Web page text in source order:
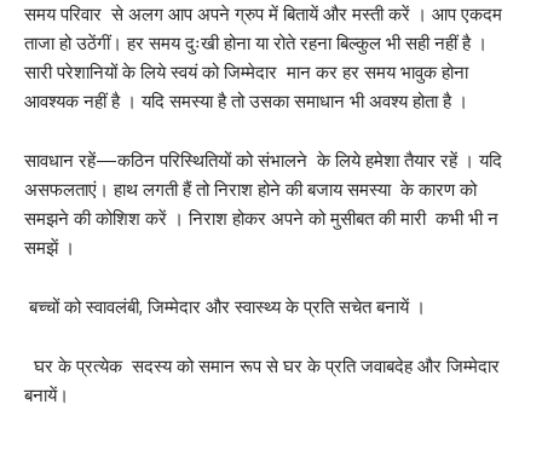
समय परिवार से अलग आप अपने ग्रुप में बितायें और मस्ती करें । आप एकदम
ताजा हो उठेंगीं। हर समय दुःखी होना या रोते रहना बिल्कुल भी सही नहीं है ।
सारी परेशानियों के लिये स्वयं को जिम्मेदार मान कर हर समय भावुक होना
आवश्यक नहीं है । यदि समस्या है तो उसका समाधान भी अवश्य होता है ।
सावधान रहें—कठिन परिस्थितियों को संभालने के लिये हमेशा तैयार रहें । यदि
असफलताएं। हाथ लगती हैं तो निराश होने की बजाय समस्या के कारण को
समझने की कोशिश करें । निराश होकर अपने को मुसीबत की मारी कभी भी न
समझें ।
बच्चों को स्वावलंबी, जिम्मेदार और स्वास्थ्य के प्रति सचेत बनायें ।
घर के प्रत्येक सदस्य को समान रूप से घर के प्रति जवाबदेह और जिम्मेदार
बनायें।